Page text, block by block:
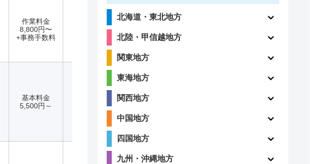
作業料金
8,800円〜
+事務手数料
3.9
（105件）
基本料金
5,500円～
2.4
（12件）
北海道・東北地方
北陸・甲信越地方
関東地方
東海地方
関西地方
中国地方
四国地方
九州・沖縄地方